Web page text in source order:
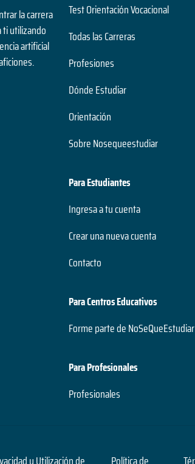
la carrera
ti utilizando
artificial
Test Orientación Vocacional
Todas las Carreras
Profesiones
Dónde Estudiar
Orientación
Sobre Nosequeestudiar
Para Estudiantes
Ingresa a tu cuenta
Crear una nueva cuenta
Contacto
Para Centros Educativos
Forme parte de NoSeQueEstudiar
Para Profesionales
Profesionales